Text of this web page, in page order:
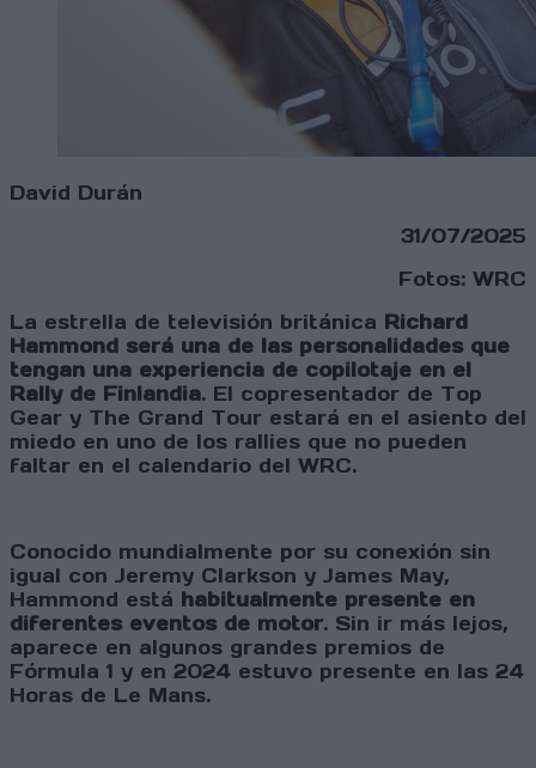
David Durán
31/07/2025
Fotos: WRC
La estrella de televisión británica Richard
Hammond será una de las personalidades que
tengan una experiencia de copilotaje en el
Rally de Finlandia. El copresentador de Top
Gear y The Grand Tour estará en el asiento del
miedo en uno de los rallies que no pueden
faltar en el calendario del WRC.
Conocido mundialmente por su conexión sin
igual con Jeremy Clarkson y James May,
Hammond está habitualmente presente en
diferentes eventos de motor. Sin ir más lejos,
aparece en algunos grandes premios de
Fórmula 1 y en 2024 estuvo presente en las 24
Horas de Le Mans.